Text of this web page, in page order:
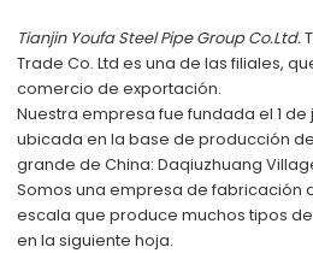
Tianjin Youfa Steel Pipe Group Co.Ltd.
Trade Co. Ltd es una de las filiales,
comercio de exportación.
Nuestra empresa fue fundada el 1
ubicada en la base de producción
grande de China: Daqiuzhuang
Somos una empresa de fabricación
escala que produce muchos tipos
en la siguiente hoja.